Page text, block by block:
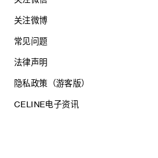
关注微博
常见问题
法律声明
隐私政策（游客版）
CELINE电子资讯